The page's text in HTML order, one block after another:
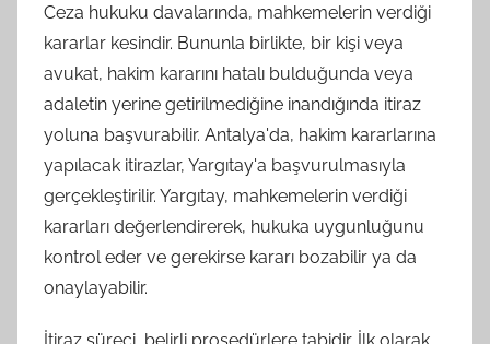
Ceza hukuku davalarında, mahkemelerin verdiği
kararlar kesindir. Bununla birlikte, bir kişi veya
avukat, hakim kararını hatalı bulduğunda veya
adaletin yerine getirilmediğine inandığında itiraz
yoluna başvurabilir. Antalya'da, hakim kararlarına
yapılacak itirazlar, Yargıtay'a başvurulmasıyla
gerçekleştirilir. Yargıtay, mahkemelerin verdiği
kararları değerlendirerek, hukuka uygunluğunu
kontrol eder ve gerekirse kararı bozabilir ya da
onaylayabilir.
İtiraz süreci, belirli prosedürlere tabidir. İlk olarak,